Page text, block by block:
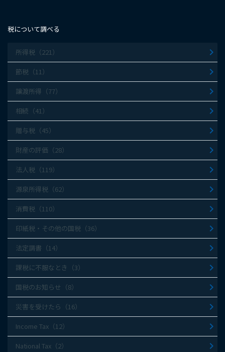
税について調べる
所得税（221）
節税（11）
譲渡所得（77）
相続（41）
贈与税（45）
財産の評価（28）
法人税（119）
源泉所得税（62）
消費税（110）
印紙税・その他の国税（36）
法定調書（14）
課税に不服なとき（3）
国税のお知らせ（8）
災害を受けたら（16）
Income Tax（12）
National Tax（2）